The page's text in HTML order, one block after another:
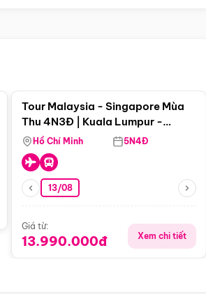
Tour Malaysia - Singapore Mùa
Thu 4N3Đ | Kuala Lumpur -
Malacca - Johor Baru -
Singapore
Hồ Chí Minh 5N4Đ
13/08
Giá từ:
13.990.000đ Xem chi tiết